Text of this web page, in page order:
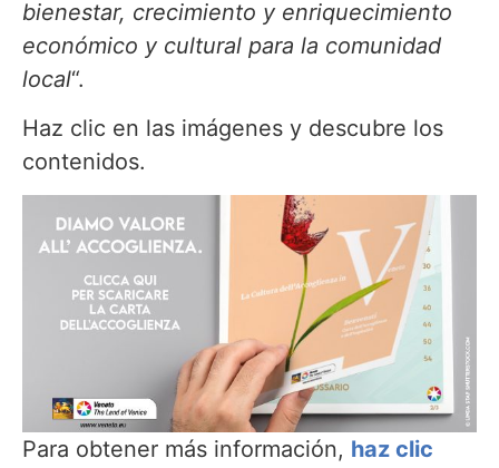
bienestar, crecimiento y enriquecimiento
económico y cultural para la comunidad
local“.
Haz clic en las imágenes y descubre los
contenidos.
Para obtener más información, haz clic